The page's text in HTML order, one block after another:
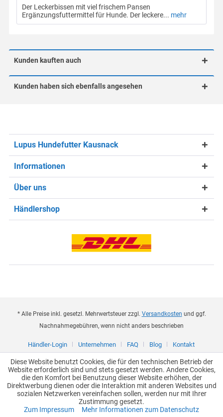
Der Leckerbissen mit viel frischem Pansen
Ergänzungsfuttermittel für Hunde. Der leckere... mehr
Kunden kauften auch
Kunden haben sich ebenfalls angesehen
Lupus Hundefutter Kausnack
Informationen
Über uns
Händlershop
* Alle Preise inkl. gesetzl. Mehrwertsteuer zzgl. Versandkosten und ggf.
Nachnahmegebühren, wenn nicht anders beschrieben
Händler-Login Unternehmen FAQ Blog Kontakt
Diese Website benutzt Cookies, die für den technischen Betrieb der
Website erforderlich sind und stets gesetzt werden. Andere Cookies,
die den Komfort bei Benutzung dieser Website erhöhen, der
Direktwerbung dienen oder die Interaktion mit anderen Websites und
sozialen Netzwerken vereinfachen sollen, werden nur mit Ihrer
Zustimmung gesetzt.
Zum Impressum
Mehr Informationen zum Datenschutz